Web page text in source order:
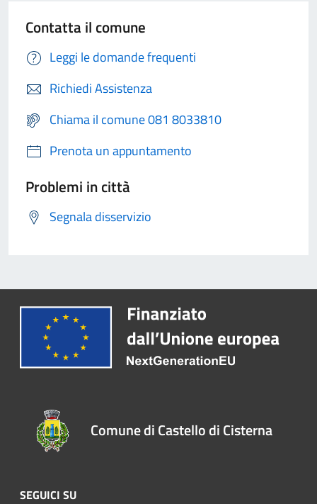
Contatta il comune
Leggi le domande frequenti
Richiedi Assistenza
Chiama il comune 081 8033810
Prenota un appuntamento
Problemi in città
Segnala disservizio
Comune di Castello di Cisterna
SEGUICI SU